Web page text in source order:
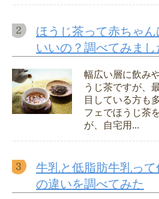
ほうじ茶って赤ちゃ
いいの？調べてみまし
幅広い層に飲み
うじ茶ですが、
目している方も
フェでほうじ茶
が、自宅用...
牛乳と低脂肪牛乳っ
の違いを調べてみた